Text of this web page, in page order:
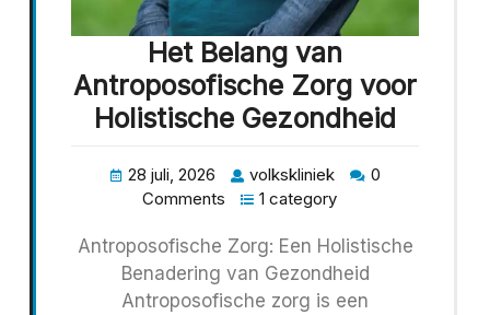
Het Belang van
Antroposofische Zorg voor
Holistische Gezondheid
28 juli, 2026 volkskliniek
0
Comments
1 category
Antroposofische Zorg: Een Holistische
Benadering van Gezondheid
Antroposofische zorg is een